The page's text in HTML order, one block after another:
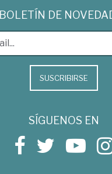
BOLETÍN DE
SUSCRIBIRSE
SÍGUENOS EN